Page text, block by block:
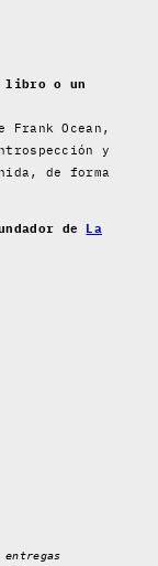
libro o un
Ocean,
y
de forma
de La